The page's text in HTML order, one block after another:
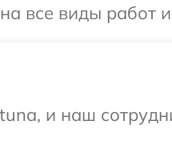
все виды работ
и наш